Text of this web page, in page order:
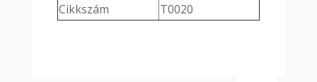
Cikkszám
T0020